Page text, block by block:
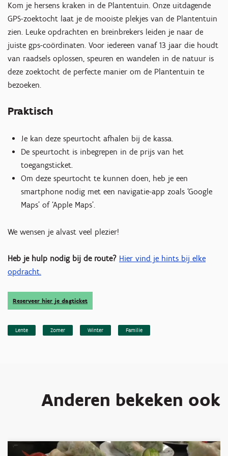
Kom je hersens kraken in de Plantentuin. Onze uitdagende
GPS-zoektocht laat je de mooiste plekjes van de Plantentuin
zien. Leuke opdrachten en breinbrekers leiden je naar de
juiste gps-coördinaten. Voor iedereen vanaf 13 jaar die houdt
van raadsels oplossen, speuren en wandelen in de natuur is
deze zoektocht de perfecte manier om de Plantentuin te
bezoeken.
Praktisch
Je kan deze speurtocht afhalen bij de kassa.
De speurtocht is inbegrepen in de prijs van het
toegangsticket.
Om deze speurtocht te kunnen doen, heb je een
smartphone nodig met een navigatie-app zoals ‘Google
Maps’ of ‘Apple Maps’.
We wensen je alvast veel plezier!
Heb je hulp nodig bij de route? Hier vind je hints bij elke
opdracht.
Reserveer hier je dagticket
Lente Zomer Winter Familie
Anderen bekeken ook